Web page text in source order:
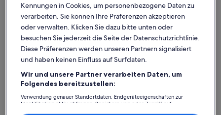
Weitere Infos zu Apartment Alte Bäckerei, Wohnung 2
Sehr angenehmer Aufenthalt!
10 von 10
Außergewöhnlich
außergewöhnlich
1 Bewertung
(1
bewertung)
Perfekte Unterkunft mit allem, was man braucht. Die Anreise
verlief völlig problemlos, die Wohnung war sehr gemütlich
und sauber. Ich empfehle diese Wohnung und buche gerne
Marek
Aufenthalt im März 2026
Weitere
Kennungen in Cookies, um personenbezogene Daten zu
verarbeiten. Sie können Ihre Präferenzen akzeptieren
oder verwalten. Klicken Sie dazu bitte unten oder
besuchen Sie jederzeit die Seite der Datenschutzrichtlinie.
Diese Präferenzen werden unseren Partnern signalisiert
und haben keinen Einfluss auf Surfdaten.
Wir und unsere Partner verarbeiten Daten, um
Folgendes bereitzustellen:
Verwendung genauer Standortdaten. Endgeräteeigenschaften zur
Identifikation aktiv abfragen. Speichern von oder Zugriff auf